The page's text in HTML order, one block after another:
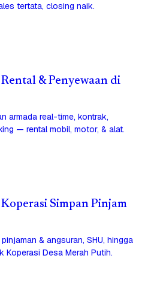
tertata, closing naik.
& Penyewaan di
armada real-time, kontrak,
— rental mobil, motor, & alat.
Simpan Pinjam
& angsuran, SHU, hingga
Koperasi Desa Merah Putih.